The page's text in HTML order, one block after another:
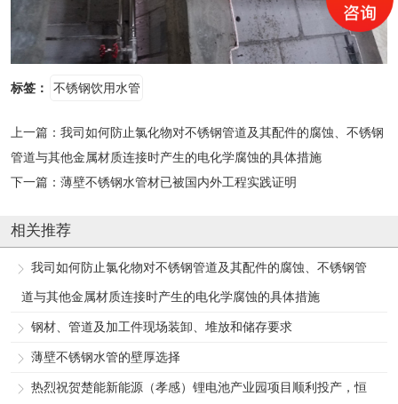
标签： 不锈钢饮用水管
上一篇： 我司如何防止氯化物对不锈钢管道及其配件的腐蚀、不锈钢
管道与其他金属材质连接时产生的电化学腐蚀的具体措施
下一篇： 薄壁不锈钢水管材已被国内外工程实践证明
相关推荐
我司如何防止氯化物对不锈钢管道及其配件的腐蚀、不锈钢管
道与其他金属材质连接时产生的电化学腐蚀的具体措施
钢材、管道及加工件现场装卸、堆放和储存要求
薄壁不锈钢水管的壁厚选择
热烈祝贺楚能新能源（孝感）锂电池产业园项目顺利投产，恒